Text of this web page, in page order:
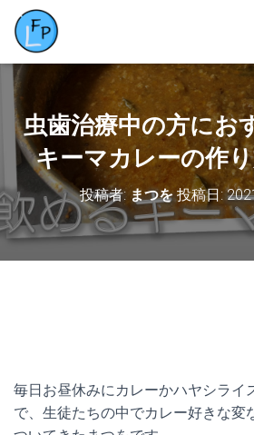
虫歯治療中の方にお
キーマカレーの作
投稿者: まつを投稿日:
毎日お昼休みにカレーかハヤシライ
で、生徒たちの中でカレー好きな変